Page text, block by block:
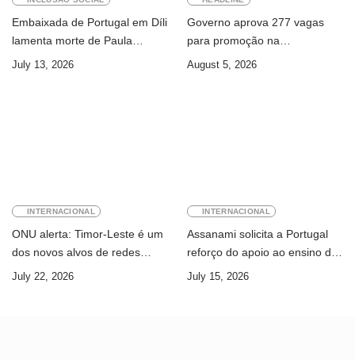
Embaixada de Portugal em Díli
lamenta morte de Paula
Ferreira Pinto
July 13, 2026
Governo aprova 277 vagas
para promoção na
Administração Pública
August 5, 2026
INTERNACIONAL
ONU alerta: Timor-Leste é um
dos novos alvos de redes
internacionais de cibercrime
July 22, 2026
INTERNACIONAL
Assanami solicita a Portugal
reforço do apoio ao ensino da
língua portuguesa e ao ensino
July 15, 2026